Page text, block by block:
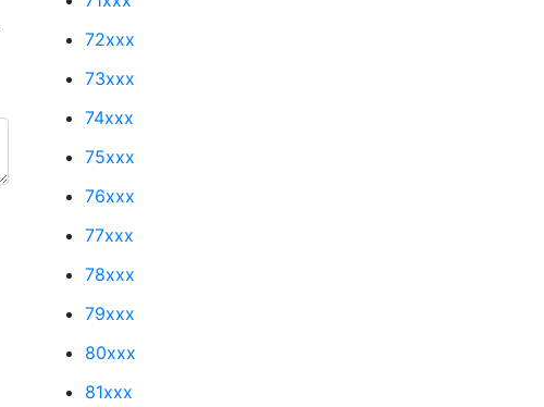
72xxx
73xxx
74xxx
75xxx
76xxx
77xxx
78xxx
79xxx
80xxx
81xxx